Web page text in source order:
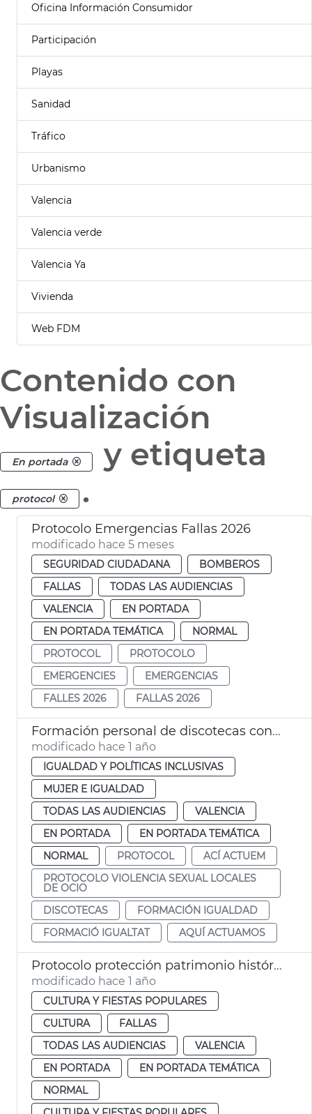
Oficina Información Consumidor
Participación
Playas
Sanidad
Tráfico
Urbanismo
Valencia
Valencia verde
Valencia Ya
Vivienda
Web FDM
Contenido con
Visualización
En portada y etiqueta
protocol .
Protocolo Emergencias Fallas 2026
modificado hace 5 meses
SEGURIDAD CIUDADANA
BOMBEROS
FALLAS
TODAS LAS AUDIENCIAS
VALENCIA
EN PORTADA
EN PORTADA TEMÁTICA
NORMAL
PROTOCOL
PROTOCOLO
EMERGENCIES
EMERGENCIAS
FALLES 2026
FALLAS 2026
Formación personal de discotecas contra violencia sexual. València
modificado hace 1 año
IGUALDAD Y POLÍTICAS INCLUSIVAS
MUJER E IGUALDAD
TODAS LAS AUDIENCIAS
VALENCIA
EN PORTADA
EN PORTADA TEMÁTICA
NORMAL
PROTOCOL
ACÍ ACTUEM
PROTOCOLO VIOLENCIA SEXUAL LOCALES
DE OCIO
DISCOTECAS
FORMACIÓN IGUALDAD
FORMACIÓ IGUALTAT
AQUÍ ACTUAMOS
Protocolo protección patrimonio histórico de València Fallas 2025
modificado hace 1 año
CULTURA Y FIESTAS POPULARES
CULTURA
FALLAS
TODAS LAS AUDIENCIAS
VALENCIA
EN PORTADA
EN PORTADA TEMÁTICA
NORMAL